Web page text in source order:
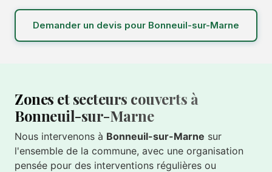
Demander un devis pour Bonneuil-sur-Marne
Zones et secteurs couverts à
Bonneuil-sur-Marne
Nous intervenons à Bonneuil-sur-Marne sur
l'ensemble de la commune, avec une organisation
pensée pour des interventions régulières ou